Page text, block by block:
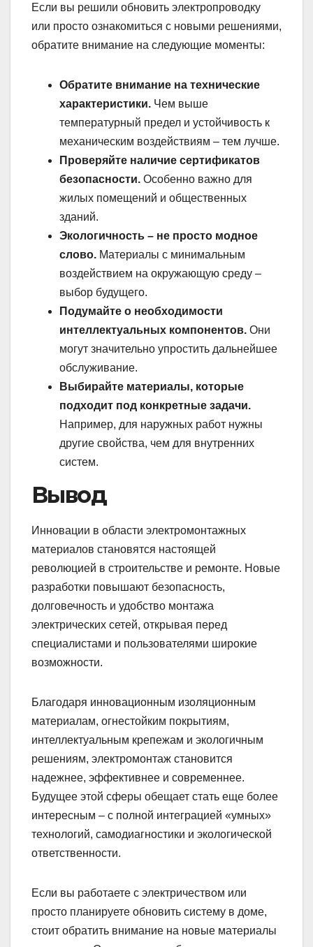
Если вы решили обновить электропроводку
или просто ознакомиться с новыми решениями,
обратите внимание на следующие моменты:
Обратите внимание на технические
характеристики. Чем выше
температурный предел и устойчивость к
механическим воздействиям – тем лучше.
Проверяйте наличие сертификатов
безопасности. Особенно важно для
жилых помещений и общественных
зданий.
Экологичность – не просто модное
слово. Материалы с минимальным
воздействием на окружающую среду –
выбор будущего.
Подумайте о необходимости
интеллектуальных компонентов. Они
могут значительно упростить дальнейшее
обслуживание.
Выбирайте материалы, которые
подходит под конкретные задачи.
Например, для наружных работ нужны
другие свойства, чем для внутренних
систем.
Вывод
Инновации в области электромонтажных
материалов становятся настоящей
революцией в строительстве и ремонте. Новые
разработки повышают безопасность,
долговечность и удобство монтажа
электрических сетей, открывая перед
специалистами и пользователями широкие
возможности.
Благодаря инновационным изоляционным
материалам, огнестойким покрытиям,
интеллектуальным крепежам и экологичным
решениям, электромонтаж становится
надежнее, эффективнее и современнее.
Будущее этой сферы обещает стать еще более
интересным – с полной интеграцией «умных»
технологий, самодиагностики и экологической
ответственности.
Если вы работаете с электричеством или
просто планируете обновить систему в доме,
стоит обратить внимание на новые материалы